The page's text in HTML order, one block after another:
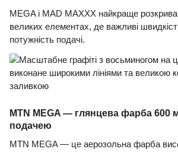
MEGA і MAD MAXXX найкраще
великих елементах, де важливі
потужність подачі.
MTN MEGA — глянцева фарба 600
подачею
MTN MEGA — це аерозольна фарба